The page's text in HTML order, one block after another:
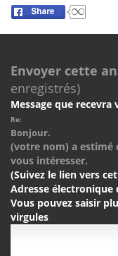
Envoyer cette
enregistrés)
Message que recevra
Re:
Bonjour.
(votre nom) a estimé
vous intéresser.
(Suivez le lien vers
Adresse électronique
Vous pouvez saisir
virgules